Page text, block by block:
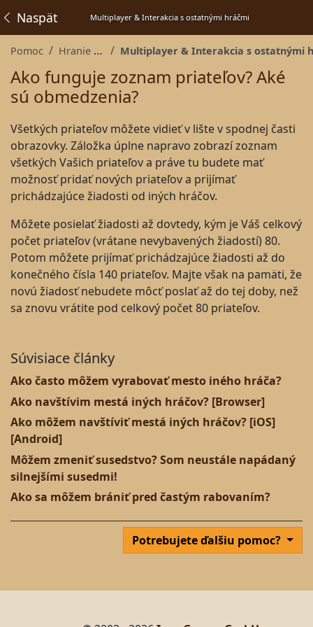
Multiplayer & Interakcia s ostatnými hráčmi
Naspäť
Pomoc Hranie hry Multiplayer & Interakcia s ostatnými
Ako funguje zoznam priateľov? Aké
sú obmedzenia?
Všetkých priateľov môžete vidieť v lište v spodnej časti
obrazovky. Záložka úplne napravo zobrazí zoznam
všetkých Vašich priateľov a práve tu budete mať
možnosť pridať nových priateľov a prijímať
prichádzajúce žiadosti od iných hráčov.
Môžete posielať žiadosti až dovtedy, kým je Váš celkový
počet priateľov (vrátane nevybavených žiadostí) 80.
Potom môžete prijímať prichádzajúce žiadosti až do
konečného čísla 140 priateľov. Majte však na pamäti, že
novú žiadosť nebudete môcť poslať až do tej doby, než
sa znovu vrátite pod celkový počet 80 priateľov.
Súvisiace články
Ako často môžem vyrabovať mesto iného hráča?
Ako navštívim mestá iných hráčov? [Browser]
Ako môžem navštíviť mestá iných hráčov? [iOS]
[Android]
Môžem zmeniť susedstvo? Som neustále napádaný
silnejšími susedmi!
Ako sa môžem brániť pred častým rabovaním?
Potrebujete ďalšiu pomoc?